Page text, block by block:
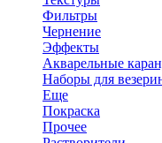
Фильтры
Чернение
Эффекты
Акварельные
Наборы для
Еще
Покраска
Прочее